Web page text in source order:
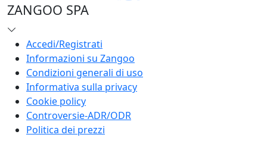
ZANGOO SPA
Accedi/Registrati
Informazioni su Zangoo
Condizioni generali di uso
Informativa sulla privacy
Cookie policy
Controversie-ADR/ODR
Politica dei prezzi